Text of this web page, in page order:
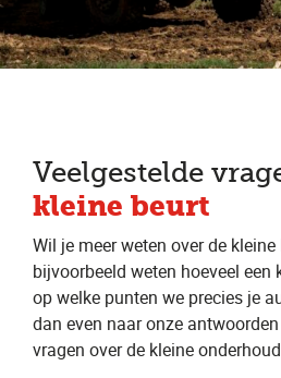
Veelgestelde
kleine beurt
Wil je meer weten over de
bijvoorbeeld weten hoeveel een
op welke punten we precies je
dan even naar onze
vragen over de kleine